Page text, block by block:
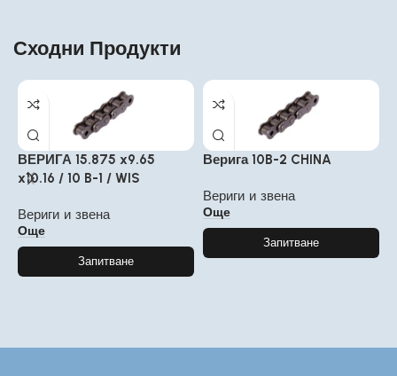
Сходни Продукти
ВЕРИГА 15.875 x9.65
x10.16 / 10 B-1 / WIS
Вериги и звена
Още
Запитване
Верига 10B-2 CHINA
Вериги и звена
Още
Запитване